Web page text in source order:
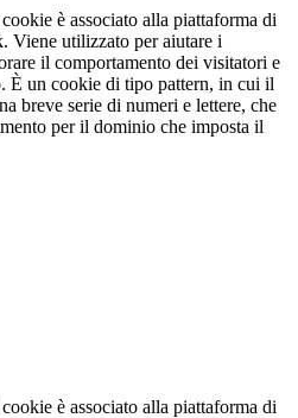
è associato alla piattaforma di
Viene utilizzato per aiutare i
il comportamento dei visitatori e
È un cookie di tipo pattern, in cui il
breve serie di numeri e lettere, che
per il dominio che imposta il
è associato alla piattaforma di